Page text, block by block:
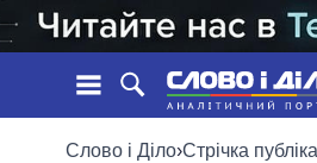
НОВИНИ
Слово і Діло›Стрічка